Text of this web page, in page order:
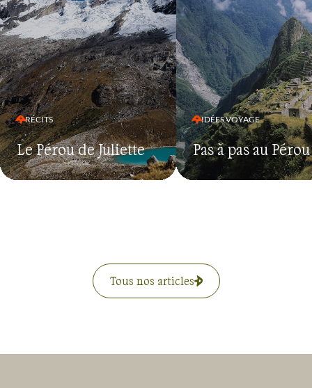
RÉCITS
Le Pérou de Juliette
IDÉES VOYAGE
Pas à pas au Pérou
Tous nos articles